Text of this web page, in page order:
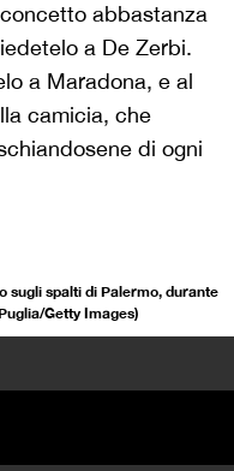
abbastanza
a De Zerbi.
a Maradona, e al
camicia, che
di ogni
sugli spalti di Palermo, durante
Getty Images)